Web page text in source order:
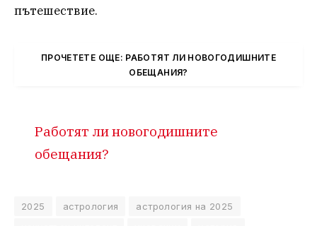
пътешествие.
ПРОЧЕТЕТЕ ОЩЕ: РАБОТЯТ ЛИ НОВОГОДИШНИТЕ
ОБЕЩАНИЯ?
Работят ли новогодишните
обещания?
2025 астрология
астрология на 2025